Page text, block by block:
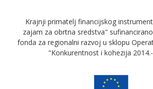
Krajnji primatelj financijskog
zajam za obrtna sredstva"
fonda za regionalni razvoj u sklopu
"Konkurentnost i kohezija 2014.-